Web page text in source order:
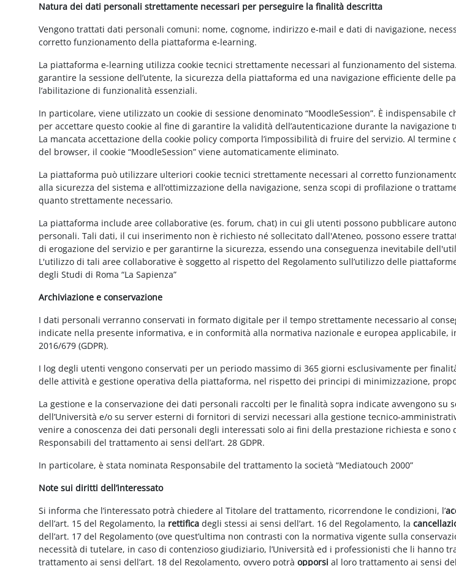
Natura dei dati personali strettamente necessari per perseguire la finalità descritta
Vengono trattati dati personali comuni: nome, cognome, indirizzo e-mail e dati di navigazione,
corretto funzionamento della piattaforma e-learning.
La piattaforma e-learning utilizza cookie tecnici strettamente necessari al funzionamento del
garantire la sessione dell’utente, la sicurezza della piattaforma ed una navigazione efficiente delle
l’abilitazione di funzionalità essenziali.
In particolare, viene utilizzato un cookie di sessione denominato “MoodleSession”. È indispensabile
per accettare questo cookie al fine di garantire la validità dell’autenticazione durante la navigazione
La mancata accettazione della cookie policy comporta l’impossibilità di fruire del servizio. Al termine
del browser, il cookie “MoodleSession” viene automaticamente eliminato.
La piattaforma può utilizzare ulteriori cookie tecnici strettamente necessari al corretto
alla sicurezza del sistema e all’ottimizzazione della navigazione, senza scopi di profilazione o
quanto strettamente necessario.
La piattaforma include aree collaborative (es. forum, chat) in cui gli utenti possono pubblicare
personali. Tali dati, il cui inserimento non è richiesto né sollecitato dall'Ateneo, possono essere
di erogazione del servizio e per garantirne la sicurezza, essendo una conseguenza inevitabile
L'utilizzo di tali aree collaborative è soggetto al rispetto del Regolamento sull’utilizzo delle
degli Studi di Roma “La Sapienza”
Archiviazione e conservazione
I dati personali verranno conservati in formato digitale per il tempo strettamente necessario al
indicate nella presente informativa, e in conformità alla normativa nazionale e europea applicabile,
2016/679 (GDPR).
I log degli utenti vengono conservati per un periodo massimo di 365 giorni esclusivamente per
delle attività e gestione operativa della piattaforma, nel rispetto dei principi di minimizzazione,
La gestione e la conservazione dei dati personali raccolti per le finalità sopra indicate avvengono su
dell’Università e/o su server esterni di fornitori di servizi necessari alla gestione tecnico-
venire a conoscenza dei dati personali degli interessati solo ai fini della prestazione richiesta e
Responsabili del trattamento ai sensi dell’art. 28 GDPR.
In particolare, è stata nominata Responsabile del trattamento la società “Mediatouch 2000”
Note sui diritti dell’interessato
Si informa che l’interessato potrà chiedere al Titolare del trattamento, ricorrendone le condizioni, l’
dell’art. 15 del Regolamento, la rettificadegli stessi ai sensi dell’art. 16 del Regolamento, la
dell’art. 17 del Regolamento (ove quest’ultima non contrasti con la normativa vigente sulla
necessità di tutelare, in caso di contenzioso giudiziario, l’Università ed i professionisti che li hanno
trattamento ai sensi dell’art. 18 del Regolamento, ovvero potràopporsi al loro trattamento ai sensi